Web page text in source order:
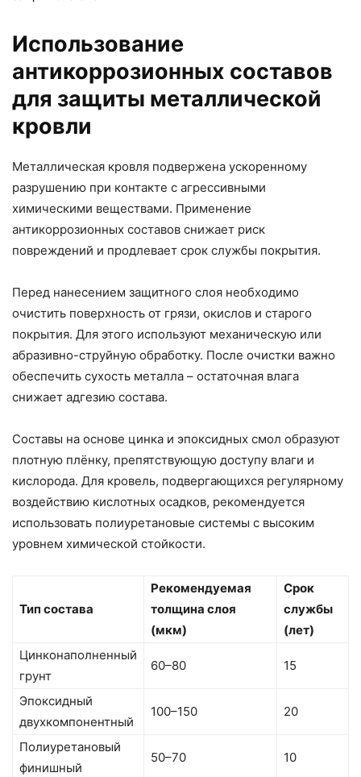
Использование
антикоррозионных составов
для защиты металлической
кровли
Металлическая кровля подвержена ускоренному
разрушению при контакте с агрессивными
химическими веществами. Применение
антикоррозионных составов снижает риск
повреждений и продлевает срок службы покрытия.
Перед нанесением защитного слоя необходимо
очистить поверхность от грязи, окислов и старого
покрытия. Для этого используют механическую или
абразивно-струйную обработку. После очистки важно
обеспечить сухость металла – остаточная влага
снижает адгезию состава.
Составы на основе цинка и эпоксидных смол образуют
плотную плёнку, препятствующую доступу влаги и
кислорода. Для кровель, подвергающихся регулярному
воздействию кислотных осадков, рекомендуется
использовать полиуретановые системы с высоким
уровнем химической стойкости.
Тип состава
Рекомендуемая
толщина слоя
(мкм)
Срок
службы
(лет)
Цинконаполненный
грунт
60–80 15
Эпоксидный
двухкомпонентный
100–150 20
Полиуретановый
финишный
50–70 10